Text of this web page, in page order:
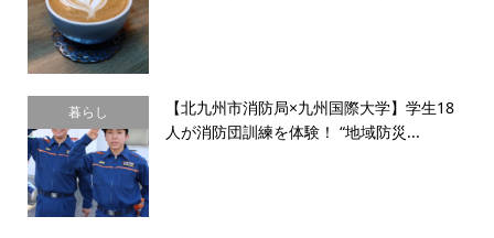
暮らし
【北九州市消防局×九州国際大学】学生18
人が消防団訓練を体験！ “地域防災...